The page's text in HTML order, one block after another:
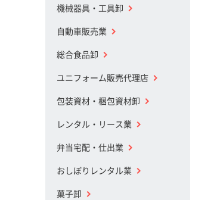
機械器具・工具卸
自動車販売業
総合食品卸
ユニフォーム販売代理店
包装資材・梱包資材卸
レンタル・リース業
弁当宅配・仕出業
おしぼりレンタル業
菓子卸